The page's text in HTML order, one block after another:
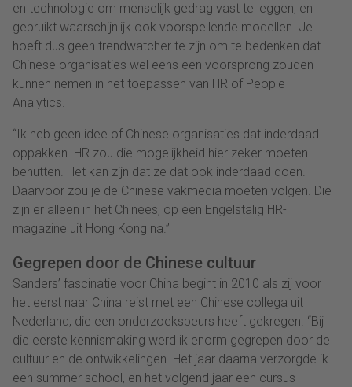
en technologie om menselijk gedrag vast te leggen, en
gebruikt waarschijnlijk ook voorspellende modellen. Je
hoeft dus geen trendwatcher te zijn om te bedenken dat
Chinese organisaties wel eens een voorsprong zouden
kunnen nemen in het toepassen van HR of People
Analytics.
“Ik heb geen idee of Chinese organisaties dat inderdaad
oppakken. HR zou die mogelijkheid hier zeker moeten
benutten. Het kan zijn dat ze dat ook inderdaad doen.
Daarvoor zou je de Chinese vakmedia moeten volgen. Die
zijn er alleen in het Chinees, op een Engelstalig HR-
magazine uit Hong Kong na.”
Gegrepen door de Chinese cultuur
Sanders’ fascinatie voor China begint in 2010 als zij voor
het eerst naar China reist met een Chinese collega uit
Nederland, die een onderzoeksbeurs heeft gekregen. “Bij
die eerste kennismaking werd ik enorm gegrepen door de
cultuur en de ontwikkelingen. Het jaar daarna verzorgde ik
een summer school, en het volgend jaar een cursus